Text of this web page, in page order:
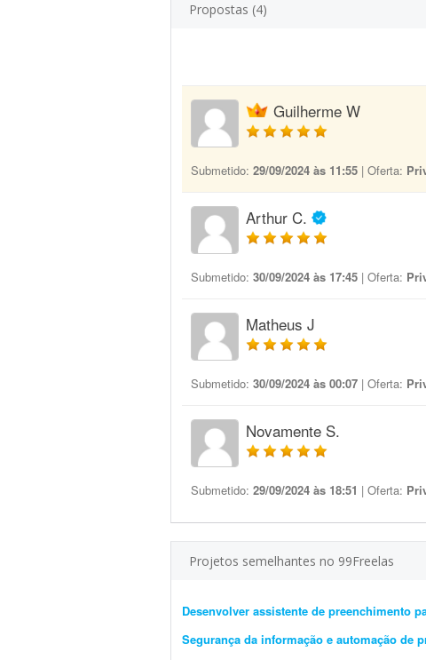
Propostas (4)
Guilherme W
Submetido: 29/09/2024 às 11:55 | Oferta:
Arthur C.
Submetido: 30/09/2024 às 17:45 | Oferta:
Matheus J
Submetido: 30/09/2024 às 00:07 | Oferta:
Novamente S.
Submetido: 29/09/2024 às 18:51 | Oferta:
Projetos semelhantes no 99Freelas
Desenvolver assistente de preenchimento
Segurança da informação e automação de